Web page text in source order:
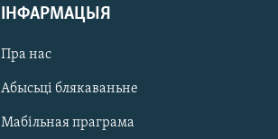
ІНФАРМАЦЫЯ
Пра нас
Абысьці блякаваньне
Мабільная праграма